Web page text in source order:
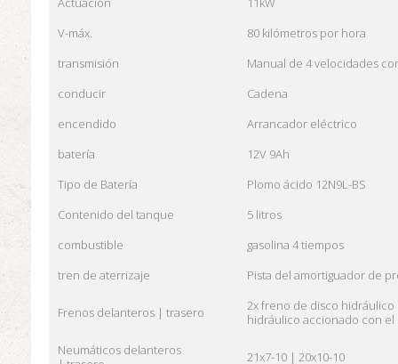
V-máx.
80 kilómetros por hora
transmisión
Manual de 4 velocidades
conducir
Cadena
encendido
Arrancador eléctrico
batería
12V 9Ah
Tipo de Batería
Plomo ácido 12N9L-BS
Contenido del tanque
5 litros
combustible
gasolina 4 tiempos
tren de aterrizaje
Pista del amortiguador de
Frenos delanteros | trasero
2x freno de disco
hidráulico accionado con el
Neumáticos delanteros
21x7-10 | 20x10-10